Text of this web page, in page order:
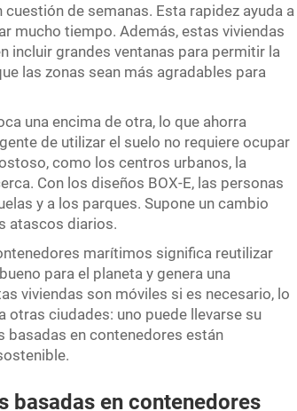
de semanas. Esta rapidez ayuda a
mucho tiempo. Además, estas viviendas
incluir grandes ventanas para permitir la
las zonas sean más agradables para
una encima de otra, lo que ahorra
de utilizar el suelo no requiere ocupar
como los centros urbanos, la
Con los diseños BOX-E, las personas
y a los parques. Supone un cambio
atascos diarios.
marítimos significa reutilizar
para el planeta y genera una
viviendas son móviles si es necesario, lo
otras ciudades: uno puede llevarse su
basadas en contenedores están
basadas en contenedores